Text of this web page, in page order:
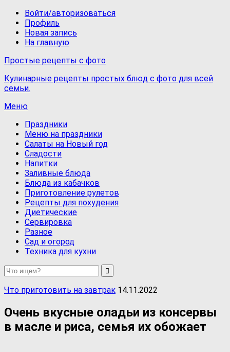
Войти/авторизоваться
Профиль
Новая запись
На главную
Простые рецепты с фото
Кулинарные рецепты простых блюд с фото для всей
семьи.
Меню
Праздники
Меню на праздники
Салаты на Новый год
Сладости
Напитки
Заливные блюда
Блюда из кабачков
Приготовление рулетов
Рецепты для похудения
Диетические
Сервировка
Разное
Сад и огород
Техника для кухни
Что приготовить на завтрак 14.11.2022
Очень вкусные оладьи из консервы
в масле и риса, семья их обожает